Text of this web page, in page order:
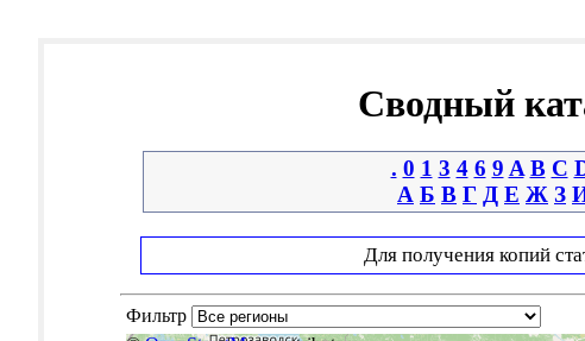
Сводный
. 0 1 3 4 6 9 A B C
А Б В Г Д Е Ж З
Для получения копий
Фильтр